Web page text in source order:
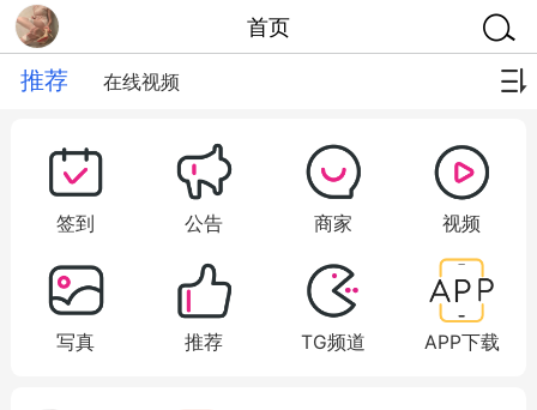
首页
推荐 在线视频
签到 公告 商家 视频
写真 推荐 TG频道 APP下载